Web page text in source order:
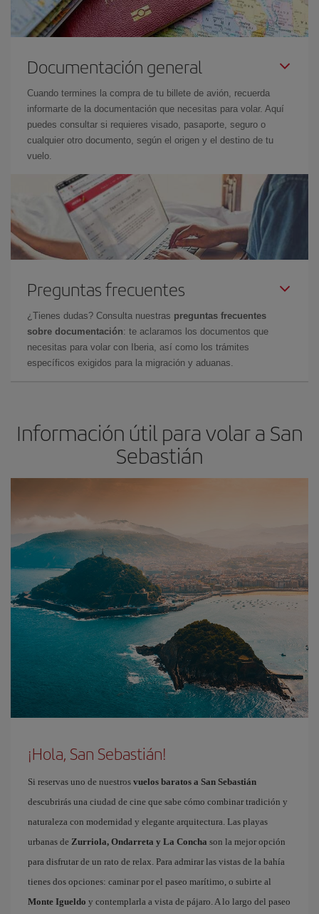
Documentación general
Cuando termines la compra de tu billete de avión, recuerda
informarte de la documentación que necesitas para volar. Aquí
puedes consultar si requieres visado, pasaporte, seguro o
cualquier otro documento, según el origen y el destino de tu
vuelo.
Preguntas frecuentes
¿Tienes dudas? Consulta nuestras preguntas frecuentes
sobre documentación: te aclaramos los documentos que
necesitas para volar con Iberia, así como los trámites
específicos exigidos para la migración y aduanas.
Información útil para volar a San
Sebastián
¡Hola, San Sebastián!
Si reservas uno de nuestros vuelos baratos a San Sebastián
descubrirás una ciudad de cine que sabe cómo combinar tradición y
naturaleza con modernidad y elegante arquitectura. Las playas
urbanas de Zurriola, Ondarreta y La Concha son la mejor opción
para disfrutar de un rato de relax. Para admirar las vistas de la bahía
tienes dos opciones: caminar por el paseo marítimo, o subirte al
Monte Igueldo y contemplarla a vista de pájaro. A lo largo del paseo